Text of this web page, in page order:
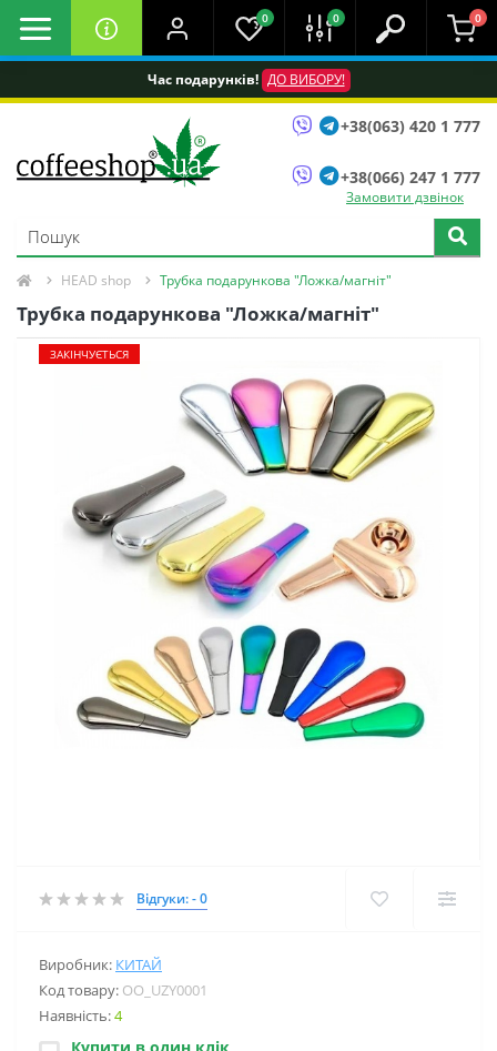
Час подарунків! ДО ВИБОРУ!
0 0 0
+38(063) 420 1 777
+38(066) 247 1 777
Замовити дзвінок
HEAD shop Трубка подарункова "Ложка/магніт"
Трубка подарункова "Ложка/магніт"
ЗАКІНЧУЄТЬСЯ
Відгуки: - 0
Виробник: КИТАЙ
Код товару: OO_UZY0001
Наявність:4